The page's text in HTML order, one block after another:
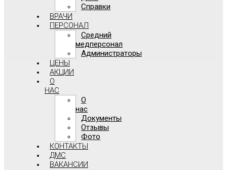
Справки
ВРАЧИ
ПЕРСОНАЛ
Средний
медперсонал
Администраторы
ЦЕНЫ
АКЦИИ
О
НАС
О
нас
Документы
Отзывы
Фото
КОНТАКТЫ
ДМС
ВАКАНСИИ